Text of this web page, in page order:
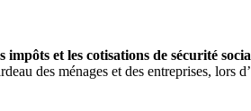
et les cotisations de sécurité
des ménages et des entreprises,